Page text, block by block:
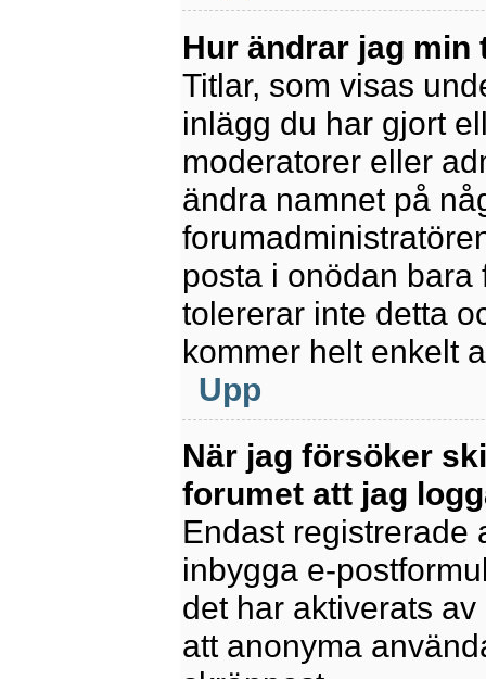
Hur ändrar jag min
Titlar, som visas
inlägg du har gjort
moderatorer eller
ändra namnet på
posta i onödan bara
tolererar inte detta
kommer helt enkelt
Upp
När jag försöker
forumet att jag
Endast registrerade
inbygga e-
det har aktiverats
att anonyma